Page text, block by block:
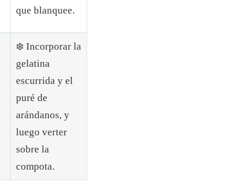
que blanquee.
❄️ Incorporar la
gelatina
escurrida y el
puré de
arándanos, y
luego verter
sobre la
compota.